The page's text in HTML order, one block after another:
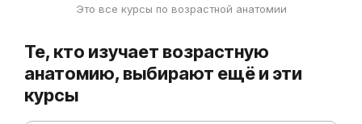
Это все курсы по возрастной анатомии
Те, кто изучает возрастную
анатомию, выбирают ещё и эти
курсы